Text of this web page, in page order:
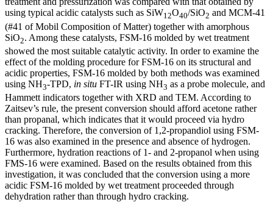
using typical acidic catalysts such as SiW12O40/SiO2 and MCM-41
(#41 of Mobil Composition of Matter) together with amorphous
SiO2. Among these catalysts, FSM-16 molded by wet treatment
showed the most suitable catalytic activity. In order to examine the
effect of the molding procedure for FSM-16 on its structural and
acidic properties, FSM-16 molded by both methods was examined
using NH3-TPD, in situ FT-IR using NH3 as a probe molecule, and
Hammett indicators together with XRD and TEM. According to
Zaitsev’s rule, the present conversion should afford acetone rather
than propanal, which indicates that it would proceed via hydro
cracking. Therefore, the conversion of 1,2-propandiol using FSM-
16 was also examined in the presence and absence of hydrogen.
Furthermore, hydration reactions of 1- and 2-propanol when using
FMS-16 were examined. Based on the results obtained from this
investigation, it was concluded that the conversion using a more
acidic FSM-16 molded by wet treatment proceeded through
dehydration rather than through hydro cracking.